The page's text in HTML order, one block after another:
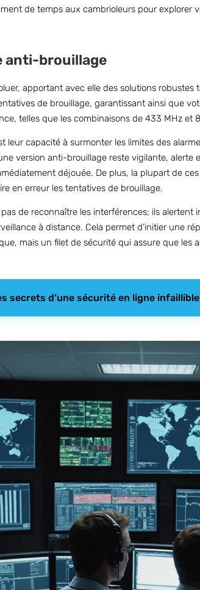
de temps aux cambrioleurs pour
anti-brouillage
apportant avec elle des solutions
de brouillage, garantissant ainsi que
telles que les combinaisons de 433 MHz
leur capacité à surmonter les limites des
version anti-brouillage reste vigilante,
déjouée. De plus, la plupart de
en erreur les tentatives de brouillage.
de reconnaître les interférences; ils
à distance. Cela permet d’initier une
mais un filet de sécurité qui assure que
secrets d’une sécurité en ligne